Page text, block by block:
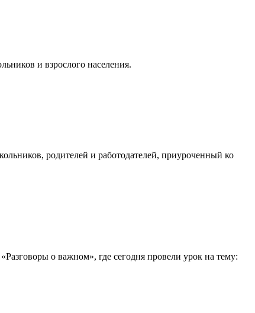
и взрослого населения.
родителей и работодателей, приуроченный ко
о важном», где сегодня провели урок на тему: